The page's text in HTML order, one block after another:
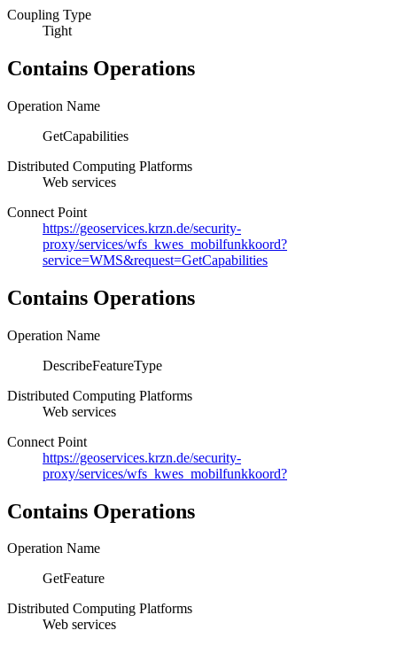
Coupling Type
Tight
Contains Operations
Operation Name
GetCapabilities
Distributed Computing Platforms
Web services
Connect Point
https://geoservices.krzn.de/security-
proxy/services/wfs_kwes_mobilfunkkoord?
service=WMS&request=GetCapabilities
Contains Operations
Operation Name
DescribeFeatureType
Distributed Computing Platforms
Web services
Connect Point
https://geoservices.krzn.de/security-
proxy/services/wfs_kwes_mobilfunkkoord?
Contains Operations
Operation Name
GetFeature
Distributed Computing Platforms
Web services